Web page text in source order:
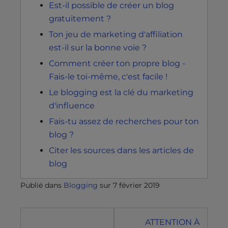
Est-il possible de créer un blog
gratuitement ?
Ton jeu de marketing d'affiliation
est-il sur la bonne voie ?
Comment créer ton propre blog -
Fais-le toi-même, c'est facile !
Le blogging est la clé du marketing
d'influence
Fais-tu assez de recherches pour ton
blog ?
Citer les sources dans les articles de
blog
Publié dans Blogging sur 7 février 2019
ATTENTION À